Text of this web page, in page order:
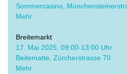
Sommercasino,
Mehr
Breitemarkt
​17. Mai 2025, 09:00-13:00 Uhr
Beitematte, Zürcherstrasse 70
​Mehr